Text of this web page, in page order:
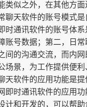
类似之外，在其他方
聊天软件的账号模式
时通讯软件的账号体
账号数据；第二，日常
间的沟通交流，而内
场景，为工作提供便
天软件的应用功能是
即时通讯软件的应用
计和开发的，可以帮